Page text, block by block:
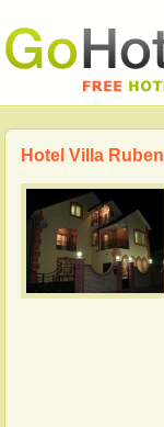
Hotel Villa Ruben